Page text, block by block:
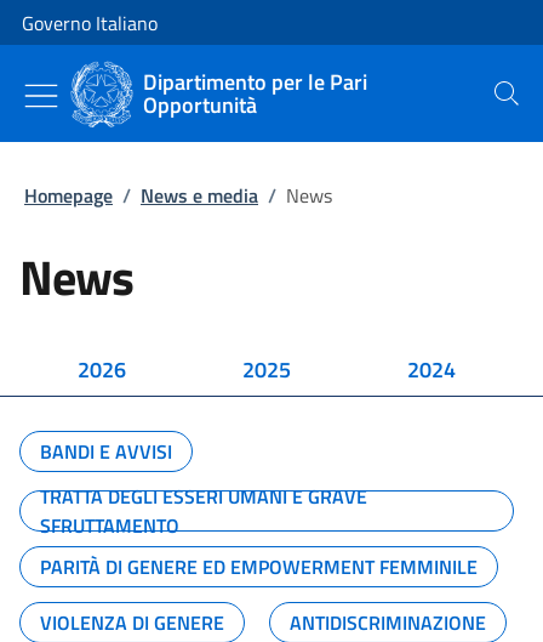
Vai al contenuto
Vai alla navigazione del sito
Governo Italiano
Dipartimento per le Pari
Opportunità Cerca
Homepage / News e media / News
News
2026 2025 2024
BANDI E AVVISI
TRATTA DEGLI ESSERI UMANI E GRAVE
SFRUTTAMENTO
PARITÀ DI GENERE ED EMPOWERMENT FEMMINILE
VIOLENZA DI GENERE
ANTIDISCRIMINAZIONE